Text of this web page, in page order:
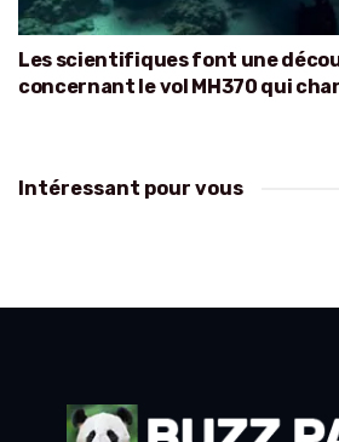
Les scientifiques font une
concernant le vol MH370 qui
Intéressant pour vous